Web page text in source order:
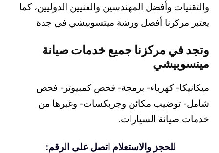
والتقنيات وأفضل المهندسين والفنيين الدوليين، كما
يعتبر مركزنا أفضل ورشة ميتسوبيشي في جدة
وتجد في مركزنا جميع خدمات صيانة
ميتسوبيشي
ميكانيكا- كهرباء- برمجة- فحص كمبيوتر- فحص
شامل- توضيب مكائن وجربكسات- وغيرها من
خدمات صيانة السيارات.
للحجز والاستعلام اتصل على الرقم: